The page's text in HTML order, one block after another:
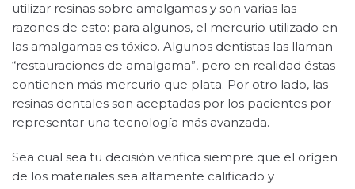
utilizar resinas sobre amalgamas y son varias las
razones de esto: para algunos, el mercurio utilizado en
las amalgamas es tóxico. Algunos dentistas las llaman
“restauraciones de amalgama”, pero en realidad éstas
contienen más mercurio que plata. Por otro lado, las
resinas dentales son aceptadas por los pacientes por
representar una tecnología más avanzada.
Sea cual sea tu decisión verifica siempre que el orígen
de los materiales sea altamente calificado y